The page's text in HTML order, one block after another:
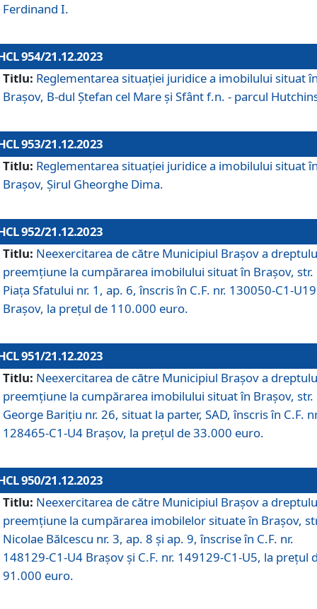
Ferdinand I.
954/21.12.2023
Titlu: Reglementarea situației juridice a imobilului situat
Brașov, B-dul Ștefan cel Mare și Sfânt f.n. - parcul
953/21.12.2023
Titlu: Reglementarea situației juridice a imobilului situat
Brașov, Șirul Gheorghe Dima.
952/21.12.2023
Titlu: Neexercitarea de către Municipiul Brașov a
preemțiune la cumpărarea imobilului situat în Brașov, str.
Piața Sfatului nr. 1, ap. 6, înscris în C.F. nr. 130050-C1-U19
Brașov, la prețul de 110.000 euro.
951/21.12.2023
Titlu: Neexercitarea de către Municipiul Brașov a
preemțiune la cumpărarea imobilului situat în Brașov, str.
George Barițiu nr. 26, situat la parter, SAD, înscris în C.F.
128465-C1-U4 Brașov, la prețul de 33.000 euro.
950/21.12.2023
Titlu: Neexercitarea de către Municipiul Brașov a
preemțiune la cumpărarea imobilelor situate în Brașov,
Nicolae Bălcescu nr. 3, ap. 8 și ap. 9, înscrise în C.F. nr.
148129-C1-U4 Brașov și C.F. nr. 149129-C1-U5, la prețul
91.000 euro.